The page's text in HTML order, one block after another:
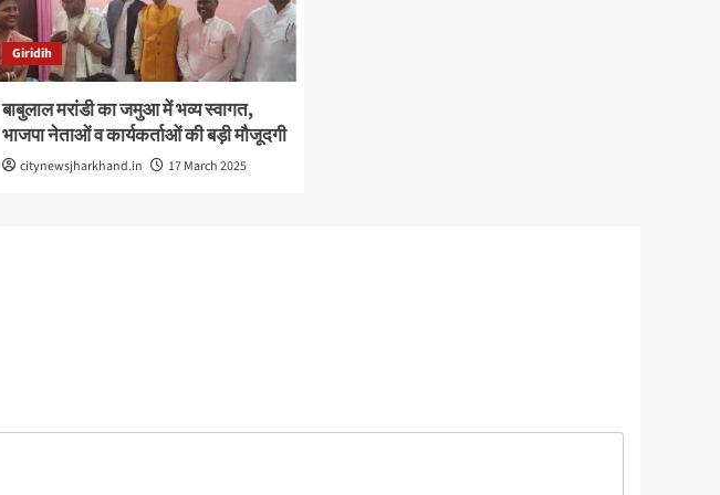
Giridih
बाबुलाल मरांडी का जमुआ में भव्य स्वागत,
भाजपा नेताओं व कार्यकर्ताओं की बड़ी मौजूदगी
citynewsjharkhand.in 17 March 2025